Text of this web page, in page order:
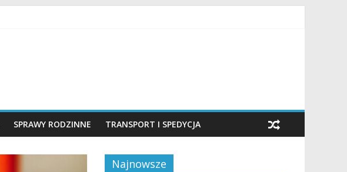
SPRAWY RODZINNE TRANSPORT I SPEDYCJA
Najnowsze